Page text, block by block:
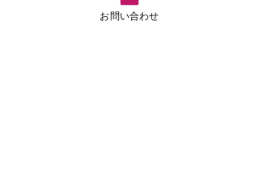
お問い合わせ